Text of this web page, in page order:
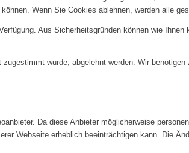
Wenn Sie Cookies ablehnen, werden alle
Aus Sicherheitsgründen können wie
wurde, abgelehnt werden. Wir
Da diese Anbieter möglicherweise
Webseite erheblich beeinträchtigen kann. Die